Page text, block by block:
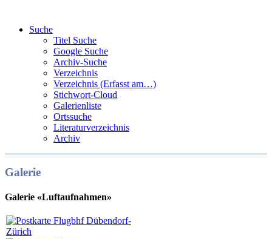
Suche
Titel Suche
Google Suche
Archiv-Suche
Verzeichnis
Verzeichnis (Erfasst am…)
Stichwort-Cloud
Galerienliste
Ortssuche
Literaturverzeichnis
Archiv
Galerie
Galerie «Luftaufnahmen»